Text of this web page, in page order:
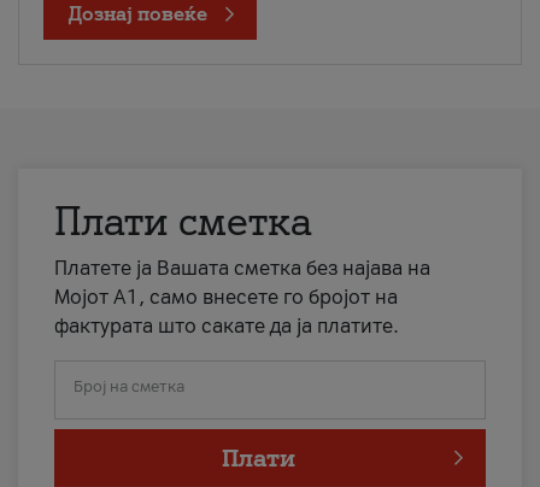
Дознај повеќе
Плати сметка
Платете ја Вашата сметка без најава на
Мојот А1, само внесете го бројот на
фактурата што сакате да ја платите.
Број на сметка
Плати